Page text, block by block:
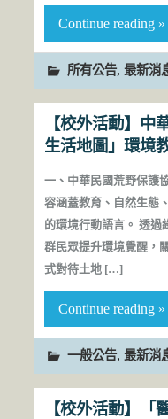
Continue reading »
所有公告, 最新消
【校外活動】中
生活地圖」環境
一、中華民國荒野保護
容涵蓋教育、自然生態
的環境行動語言。 透過
群民眾提升環境覺醒，
式對待土地 […]
Continue reading »
一般公告, 最新消
【校外活動】「